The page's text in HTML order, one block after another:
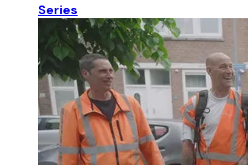
Series